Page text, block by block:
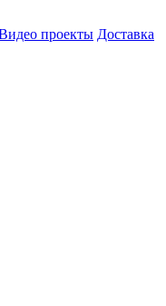
проекты Доставка